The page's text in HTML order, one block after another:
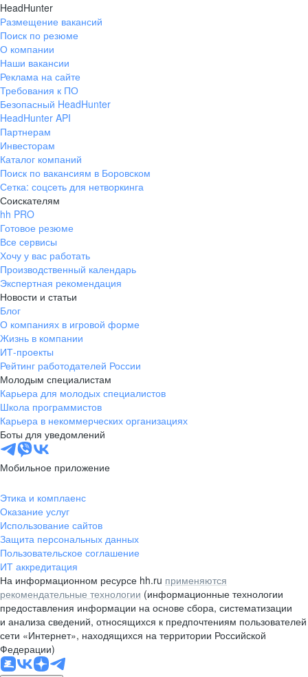
HeadHunter
Размещение вакансий
Поиск по резюме
О компании
Наши вакансии
Реклама на сайте
Требования к ПО
Безопасный HeadHunter
HeadHunter API
Партнерам
Инвесторам
Каталог компаний
Поиск по вакансиям в Боровском
Сетка: соцсеть для нетворкинга
Соискателям
hh PRO
Готовое резюме
Все сервисы
Хочу у вас работать
Производственный календарь
Экспертная рекомендация
Новости и статьи
Блог
О компаниях в игровой форме
Жизнь в компании
ИТ-проекты
Рейтинг работодателей России
Молодым специалистам
Карьера для молодых специалистов
Школа программистов
Карьера в некоммерческих организациях
Боты для уведомлений
Мобильное приложение
Этика и комплаенс
Оказание услуг
Использование сайтов
Защита персональных данных
Пользовательское соглашение
ИТ аккредитация
На информационном ресурсе hh.ru применяются
рекомендательные технологии (информационные технологии
предоставления информации на основе сбора, систематизации
и анализа сведений, относящихся к предпочтениям пользователей
сети «Интернет», находящихся на территории Российской
Федерации)